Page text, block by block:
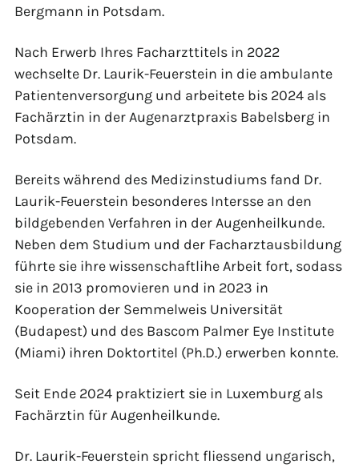
Bergmann in Potsdam.
Nach Erwerb Ihres Facharzttitels in 2022
wechselte Dr. Laurik-Feuerstein in die ambulante
Patientenversorgung und arbeitete bis 2024 als
Fachärztin in der Augenarztpraxis Babelsberg in
Potsdam.
Bereits während des Medizinstudiums fand Dr.
Laurik-Feuerstein besonderes Intersse an den
bildgebenden Verfahren in der Augenheilkunde.
Neben dem Studium und der Facharztausbildung
führte sie ihre wissenschaftlihe Arbeit fort, sodass
sie in 2013 promovieren und in 2023 in
Kooperation der Semmelweis Universität
(Budapest) und des Bascom Palmer Eye Institute
(Miami) ihren Doktortitel (Ph.D.) erwerben konnte.
Seit Ende 2024 praktiziert sie in Luxemburg als
Fachärztin für Augenheilkunde.
Dr. Laurik-Feuerstein spricht fliessend ungarisch,